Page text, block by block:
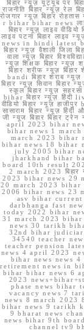
बिहार न्यूज़ यूट्यूब पर
राजनीति बिहार न्यूज़ रेल
रोजगार न्यूज़ बिहार
r bihar bihar news
बिहार न्यूज़ लाइव
लाइव पटना बिहार लाइव
news in hindi latest
बिहार न्यूज़ वैशाली जिला
वाला न्यूज़ बिहार
न्यूज़ शिक्षक बिहार न्यूज़
बिहार शरीफ न्यूज़
bandi बिहार शराब न्यूज़
बिहार न्यूज़ सिवान बिहार
स्कूल बिहार न्यूज़ सहरसा
bihar बिहार न्यूज़ हिंदी
वीडियो बिहार न्यूज़
सासाराम बिहार न्यूज़ हिंदी
जी न्यूज बिहार बिहार
april 2023 bihar
bihar news 1
march 2023 bihar
bihar news 18 bihar
july 2005 bihar
jharkhand bihar
board 10th result
2 march 2023
2023 bihar news 29
20 march 2023 bihar
2006 bihar news 23
asv bihar
darbhanga fast
today 2022 bihar
31 march 2023
news 30 tarikh
32nd bihar
34540 teacher
teacher pension
news 4 april 2023
bihar news news
retirement news in
bihar bihar news 6
2023
phase news bihar
vacancy news 7
news 8 march
bihar news 9 tarikh
9 bharat news
news bihar 9th
channel tv9